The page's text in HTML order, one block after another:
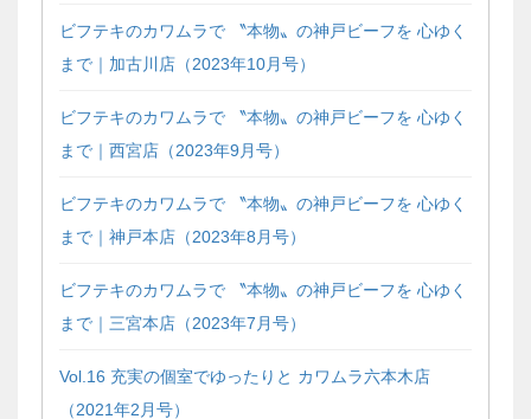
ビフテキのカワムラで 〝本物〟の神戸ビーフを 心ゆく
まで｜加古川店（2023年10月号）
ビフテキのカワムラで 〝本物〟の神戸ビーフを 心ゆく
まで｜西宮店（2023年9月号）
ビフテキのカワムラで 〝本物〟の神戸ビーフを 心ゆく
まで｜神戸本店（2023年8月号）
ビフテキのカワムラで 〝本物〟の神戸ビーフを 心ゆく
まで｜三宮本店（2023年7月号）
Vol.16 充実の個室でゆったりと カワムラ六本木店
（2021年2月号）